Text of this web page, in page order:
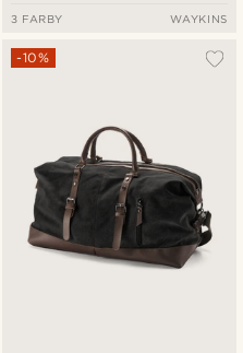
3 FARBY WAYKINS
-10%